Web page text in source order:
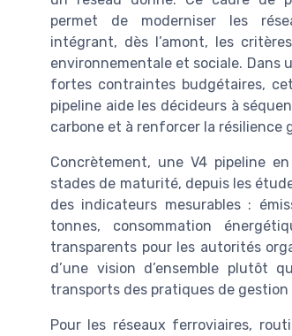
permet de moderniser les
intégrant, dès l’amont, les
environnementale et sociale. Dans
fortes contraintes budgétaires,
pipeline aide les décideurs à
carbone et à renforcer la résilience
Concrètement, une V4 pipeline
stades de maturité, depuis les
des indicateurs mesurables :
tonnes, consommation
transparents pour les autorités
d’une vision d’ensemble plutôt
transports des pratiques de
Pour les réseaux ferroviaires,